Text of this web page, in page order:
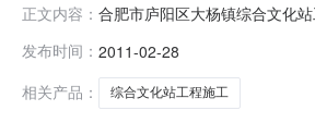
正文内容： 合肥市庐阳区大杨镇综合文化
28日确定了预中标（成交）人
捌分（￥2776666.
发布时间： 2011-02-28
相关产品：
综合文化站工程施工